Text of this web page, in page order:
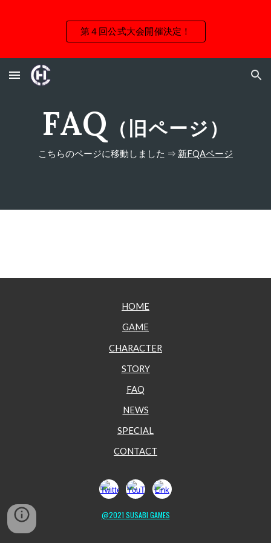
Skip to main content Skip to navigation
第４回公式大会開催決定！
FAQ （旧ページ）
こちらのページに移動しました ⇒ 新FQAページ
HOME
GAME
CHARACTER
STORY
FAQ
NEWS
SPECIAL
CONTACT
@2021 SUSABI GAMES